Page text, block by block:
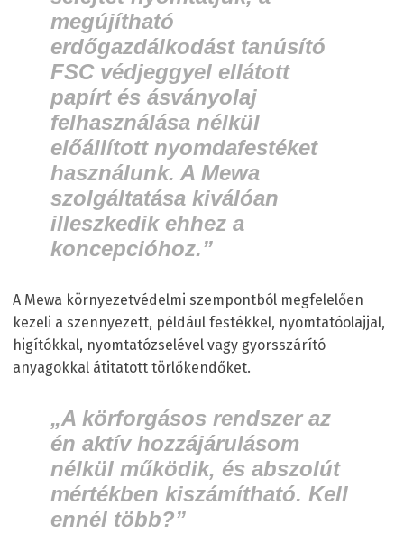
megújítható
erdőgazdálkodást tanúsító
FSC védjeggyel ellátott
papírt és ásványolaj
felhasználása nélkül
előállított nyomdafestéket
használunk. A Mewa
szolgáltatása kiválóan
illeszkedik ehhez a
koncepcióhoz.”
A Mewa környezetvédelmi szempontból megfelelően
kezeli a szennyezett, például festékkel, nyomtatóolajjal,
higítókkal, nyomtatózselével vagy gyorsszárító
anyagokkal átitatott törlőkendőket.
„A körforgásos rendszer az
én aktív hozzájárulásom
nélkül működik, és abszolút
mértékben kiszámítható. Kell
ennél több?”